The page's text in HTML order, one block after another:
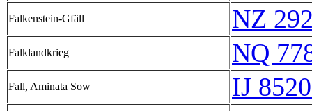
Falkenstein-Gfäll NZ
Falklandkrieg NQ
Fall, Aminata Sow IJ